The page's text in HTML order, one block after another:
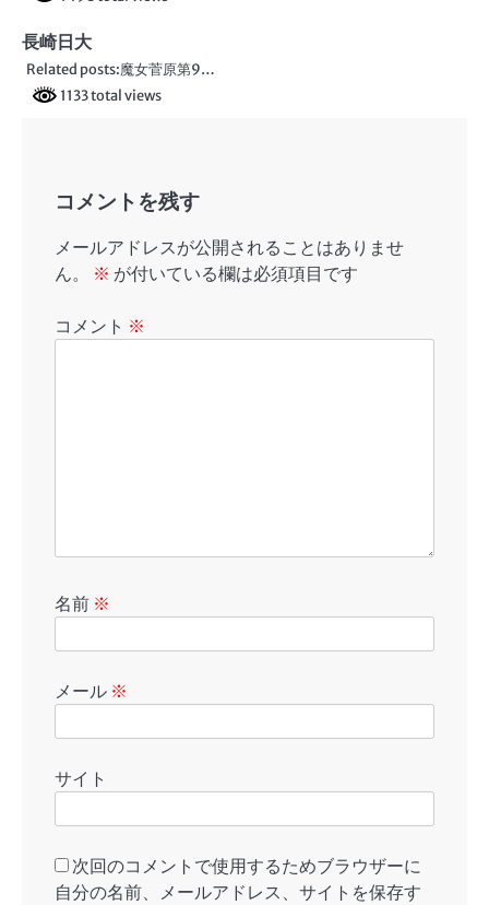
ン
長崎日大
Related posts:魔女菅原第9…
1133 total views
コメントを残す
メールアドレスが公開されることはありませ
ん。
※ が付いている欄は必須項目です
コメント ※
名前 ※
メール ※
サイト
次回のコメントで使用するためブラウザーに
自分の名前、メールアドレス、サイトを保存す